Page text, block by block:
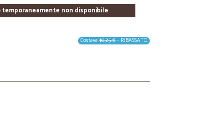
non disponibile
Costava 10,25 €- RIBASSATO